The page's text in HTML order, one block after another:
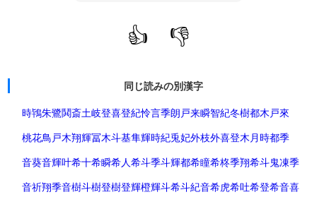
👍 👎
同じ読みの別漢字
時鴇朱鷺鬨斎土岐登喜登紀怜言季朗戸来瞬智紀冬樹都木戸來
桃花鳥戸木翔輝冨木斗基隼輝時紀兎妃外枝外喜登木月時都季
音葵音輝叶希十希瞬希人希斗季斗輝都希瞳希柊季翔希斗鬼凍季
音祈翔季音樹斗樹登樹登輝橙輝斗希斗紀音希虎希吐希登希音喜